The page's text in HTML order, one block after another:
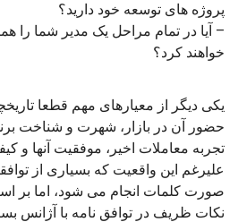
پروژه های توسعه خود دارید؟
– آیا در تمام مراحل یک مدیر شما را
خواهند کرد؟
یکی دیگر از معیارهای مهم قطعا
حضور آن در بازار، شهرت و شناخت
تجربه معاملات اخیر، موفقیت آنها و
علیرغم این واقعیت که بسیاری از
صورت کلمات انجام می شود، اما بر
نکات ظریف در توافق نامه با آژانس